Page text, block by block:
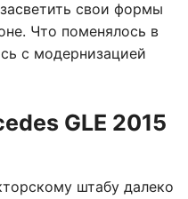
свои формы
Что поменялось в
с модернизацией
GLE 2015
штабу далеко